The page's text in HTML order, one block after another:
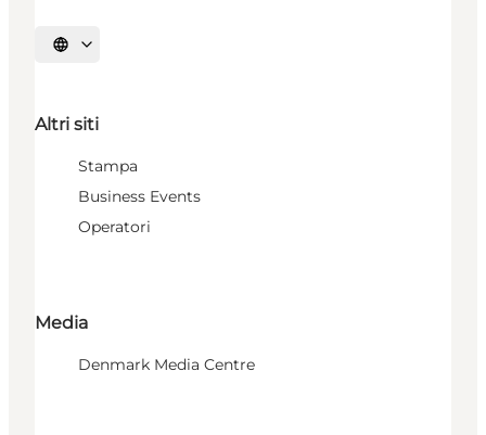
Seleziona la lingua
Altri siti
Stampa
Business Events
Operatori
Media
Denmark Media Centre